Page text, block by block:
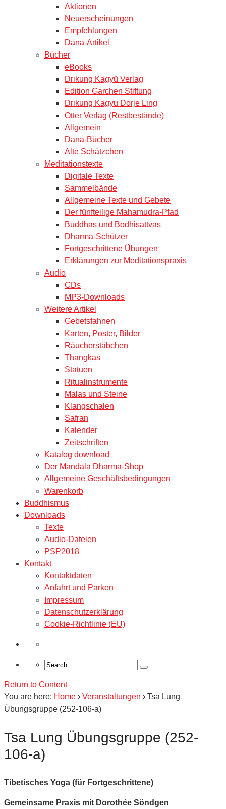
Aktionen
Neuerscheinungen
Empfehlungen
Dana-Artikel
Bücher
eBooks
Drikung Kagyü Verlag
Edition Garchen Stiftung
Drikung Kagyu Dorje Ling
Otter Verlag (Restbestände)
Allgemein
Dana-Bücher
Alte Schätzchen
Meditationstexte
Digitale Texte
Sammelbände
Allgemeine Texte und Gebete
Der fünfteilige Mahamudra-Pfad
Buddhas und Bodhisattvas
Dharma-Schützer
Fortgeschrittene Übungen
Erklärungen zur Meditationspraxis
Audio
CDs
MP3-Downloads
Weitere Artikel
Gebetsfahnen
Karten, Poster, Bilder
Räucherstäbchen
Thangkas
Statuen
Ritualinstrumente
Malas und Steine
Klangschalen
Safran
Kalender
Zeitschriften
Katalog download
Der Mandala Dharma-Shop
Allgemeine Geschäftsbedingungen
Warenkorb
Buddhismus
Downloads
Texte
Audio-Dateien
PSP2018
Kontakt
Kontaktdaten
Anfahrt und Parken
Impressum
Datenschutzerklärung
Cookie-Richtlinie (EU)
Return to Content
You are here: Home › Veranstaltungen › Tsa Lung
Übungsgruppe (252-106-a)
Tsa Lung Übungsgruppe (252-
106-a)
Tibetisches Yoga (für Fortgeschrittene)
Gemeinsame Praxis mit Dorothée Söndgen